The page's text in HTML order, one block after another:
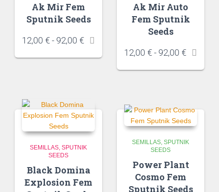
Ak Mir Fem
Sputnik Seeds
12,00 €- 92,00 €
Ak Mir Auto
Fem Sputnik
Seeds
12,00 €- 92,00 €
SEMILLAS SPUTNIK
SEEDS
Black Domina
Explosion Fem
SEMILLAS SPUTNIK
SEEDS
Power Plant
Cosmo Fem
Sputnik Seeds